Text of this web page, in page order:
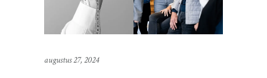
augustus 27, 2024